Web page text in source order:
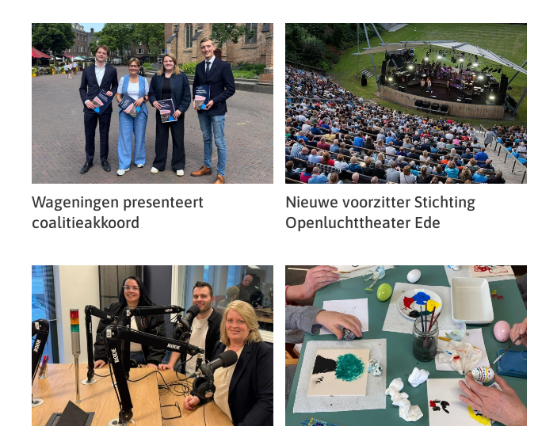
Wageningen presenteert
coalitieakkoord
Nieuwe voorzitter Stichting
Openluchttheater Ede